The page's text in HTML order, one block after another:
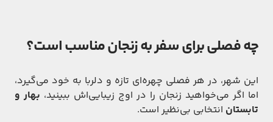
چه فصلی برای سفر به زنجان مناسب است؟
این شهر، در هر فصلی چهره‌ای تازه و دلربا به خود می‌گیرد،
اما اگر می‌خواهید زنجان را در اوج زیبایی‌اش ببینید، بهار و
تابستان انتخابی بی‌نظیر است.